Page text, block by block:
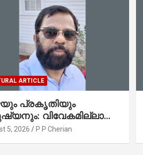
ARTICLE
പ്രകൃതിയും
വിവേകമില്ലാത്ത
ആവർത്തിക്കുന്ന
5, 2026 P P Cherian